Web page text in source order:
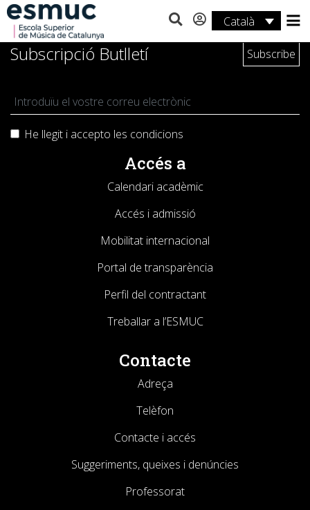
Català
Estudis
Serveis
Activitats
Subscripció Butlletí
He llegit i accepto les condicions
Accés a
Calendari acadèmic
Accés i admissió
Mobilitat internacional
Portal de transparència
Perfil del contractant
Treballar a l’ESMUC
Contacte
Adreça
Telèfon
Contacte i accés
Suggeriments, queixes i denúncies
Professorat